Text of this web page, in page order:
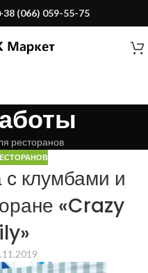
(066) 059-55-75
ресторанов
с клумбами и
«Crazy